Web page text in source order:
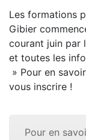
Les formations
Gibier
courant juin par
et toutes les
» Pour en
vous inscrire !
Pour en